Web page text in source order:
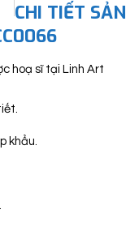
CHI TIẾT SẢN
hoạ sĩ tại Linh Art
khẩu.